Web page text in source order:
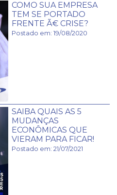
COMO SUA EMPRESA
TEM SE PORTADO
FRENTE Ã€ CRISE?
Postado em: 19/08/2020
SAIBA QUAIS AS 5
MUDANÇAS
ECONÔMICAS QUE
VIERAM PARA FICAR!
Postado em: 21/07/2021